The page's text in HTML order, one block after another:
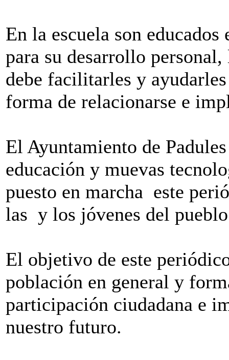
En la escuela son
para su desarrollo
debe facilitarles y
forma de relacionarse e
El Ayuntamiento de
educación y muevas
puesto en marcha este
las y los jóvenes del
El objetivo de este
población en general y
participación ciudadana e
nuestro futuro.